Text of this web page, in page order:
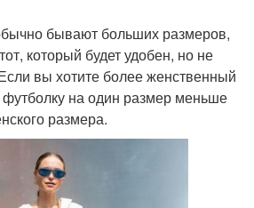
бывают больших размеров,
который будет удобен, но не
вы хотите более женственный
на один размер меньше
размера.